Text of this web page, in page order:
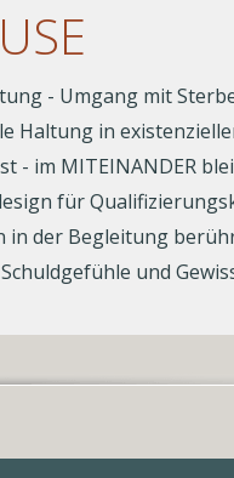
- Umgang mit
Haltung in
- im MITEINANDER
für
in der Begleitung
und